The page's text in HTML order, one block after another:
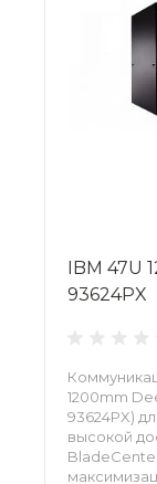
IBM 47U
93624PX
1200mm
93624PX)
высокой